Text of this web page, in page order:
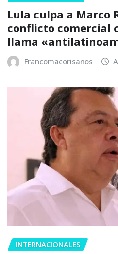
Lula culpa a Marco
conflicto comercial
llama
Francomacorisanos
INTERNACIONALES